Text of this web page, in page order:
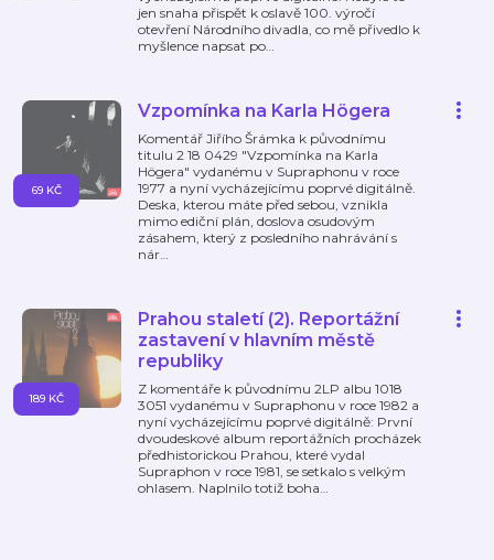
jen snaha přispět k oslavě 100. výročí
otevření Národního divadla, co mě přivedlo k
myšlence napsat po…
Vzpomínka na Karla Högera
Komentář Jiřího Šrámka k původnímu
titulu 2 18 0429 "Vzpomínka na Karla
Högera" vydanému v Supraphonu v roce
1977 a nyní vycházejícímu poprvé digitálně.
Deska, kterou máte před sebou, vznikla
mimo ediční plán, doslova osudovým
zásahem, který z posledního nahrávání s
nár…
69 KČ
Prahou staletí (2). Reportážní
zastavení v hlavním městě
republiky
Z komentáře k původnímu 2LP albu 1018
3051 vydanému v Supraphonu v roce 1982 a
nyní vycházejícímu poprvé digitálně: První
dvoudeskové album reportážních procházek
předhistorickou Prahou, které vydal
Supraphon v roce 1981, se setkalo s velkým
ohlasem. Naplnilo totiž boha…
189 KČ